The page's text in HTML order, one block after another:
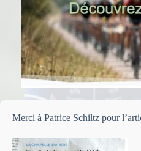
Merci à Patrice Schiltz pour